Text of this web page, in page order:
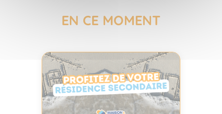
EN CE MOMENT